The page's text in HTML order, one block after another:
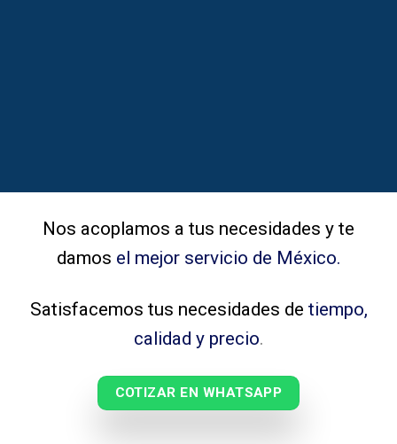
Nos acoplamos a tus necesidades y te
damos el mejor servicio de México.
Satisfacemos tus necesidades de tiempo,
calidad y precio.
COTIZAR EN WHATSAPP